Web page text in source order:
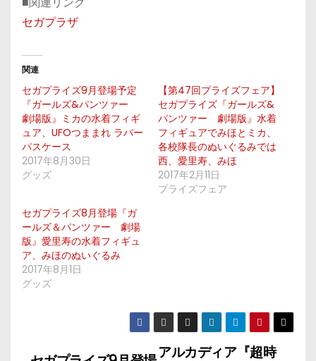
セガプラザ
関連
セガプライズ9月登場予定
『ガールズ&パンツァー
劇場版』ミカの水着フィギ
ュア、UFOつままれ ラバー
パスケース
2017年8月30日
グッズ
【第47回プライズフェア】
セガプライズ『ガールズ&
パンツァー 劇場版』水着
フィギュアでみほとミカ、
各校隊長のぬいぐるみでは
西、愛里寿、みほ
2017年2月11日
プライズフェア
セガプライズ8月登場『ガ
ールズ＆パンツァー 劇場
版』愛里寿の水着フィギュ
ア、みほのぬいぐるみ
2017年8月1日
グッズ
アルカディア『超時